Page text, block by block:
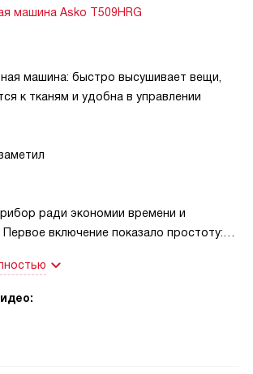
машина Asko T509HRG
машина: быстро высушивает вещи,
к тканям и удобна в управлении
ради экономии времени и
включение показало простоту:
помогают выбрать режим.
одежду, так и плотные вещи
Особенно понравилось, что вещи
форму: даже деликатные вещи